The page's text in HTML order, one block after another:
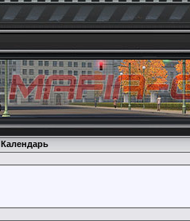
Календарь